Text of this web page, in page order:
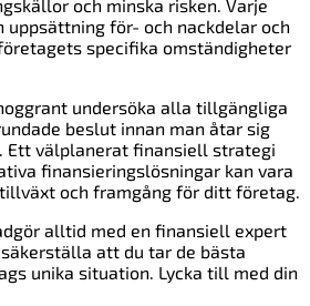
och minska risken. Varje
uppsättning för- och nackdelar och
specifika omständigheter
undersöka alla tillgängliga
beslut innan man åtar sig
Ett välplanerat finansiell strategi
finansieringslösningar kan vara
och framgång för ditt företag.
alltid med en finansiell expert
att du tar de bästa
unika situation. Lycka till med din